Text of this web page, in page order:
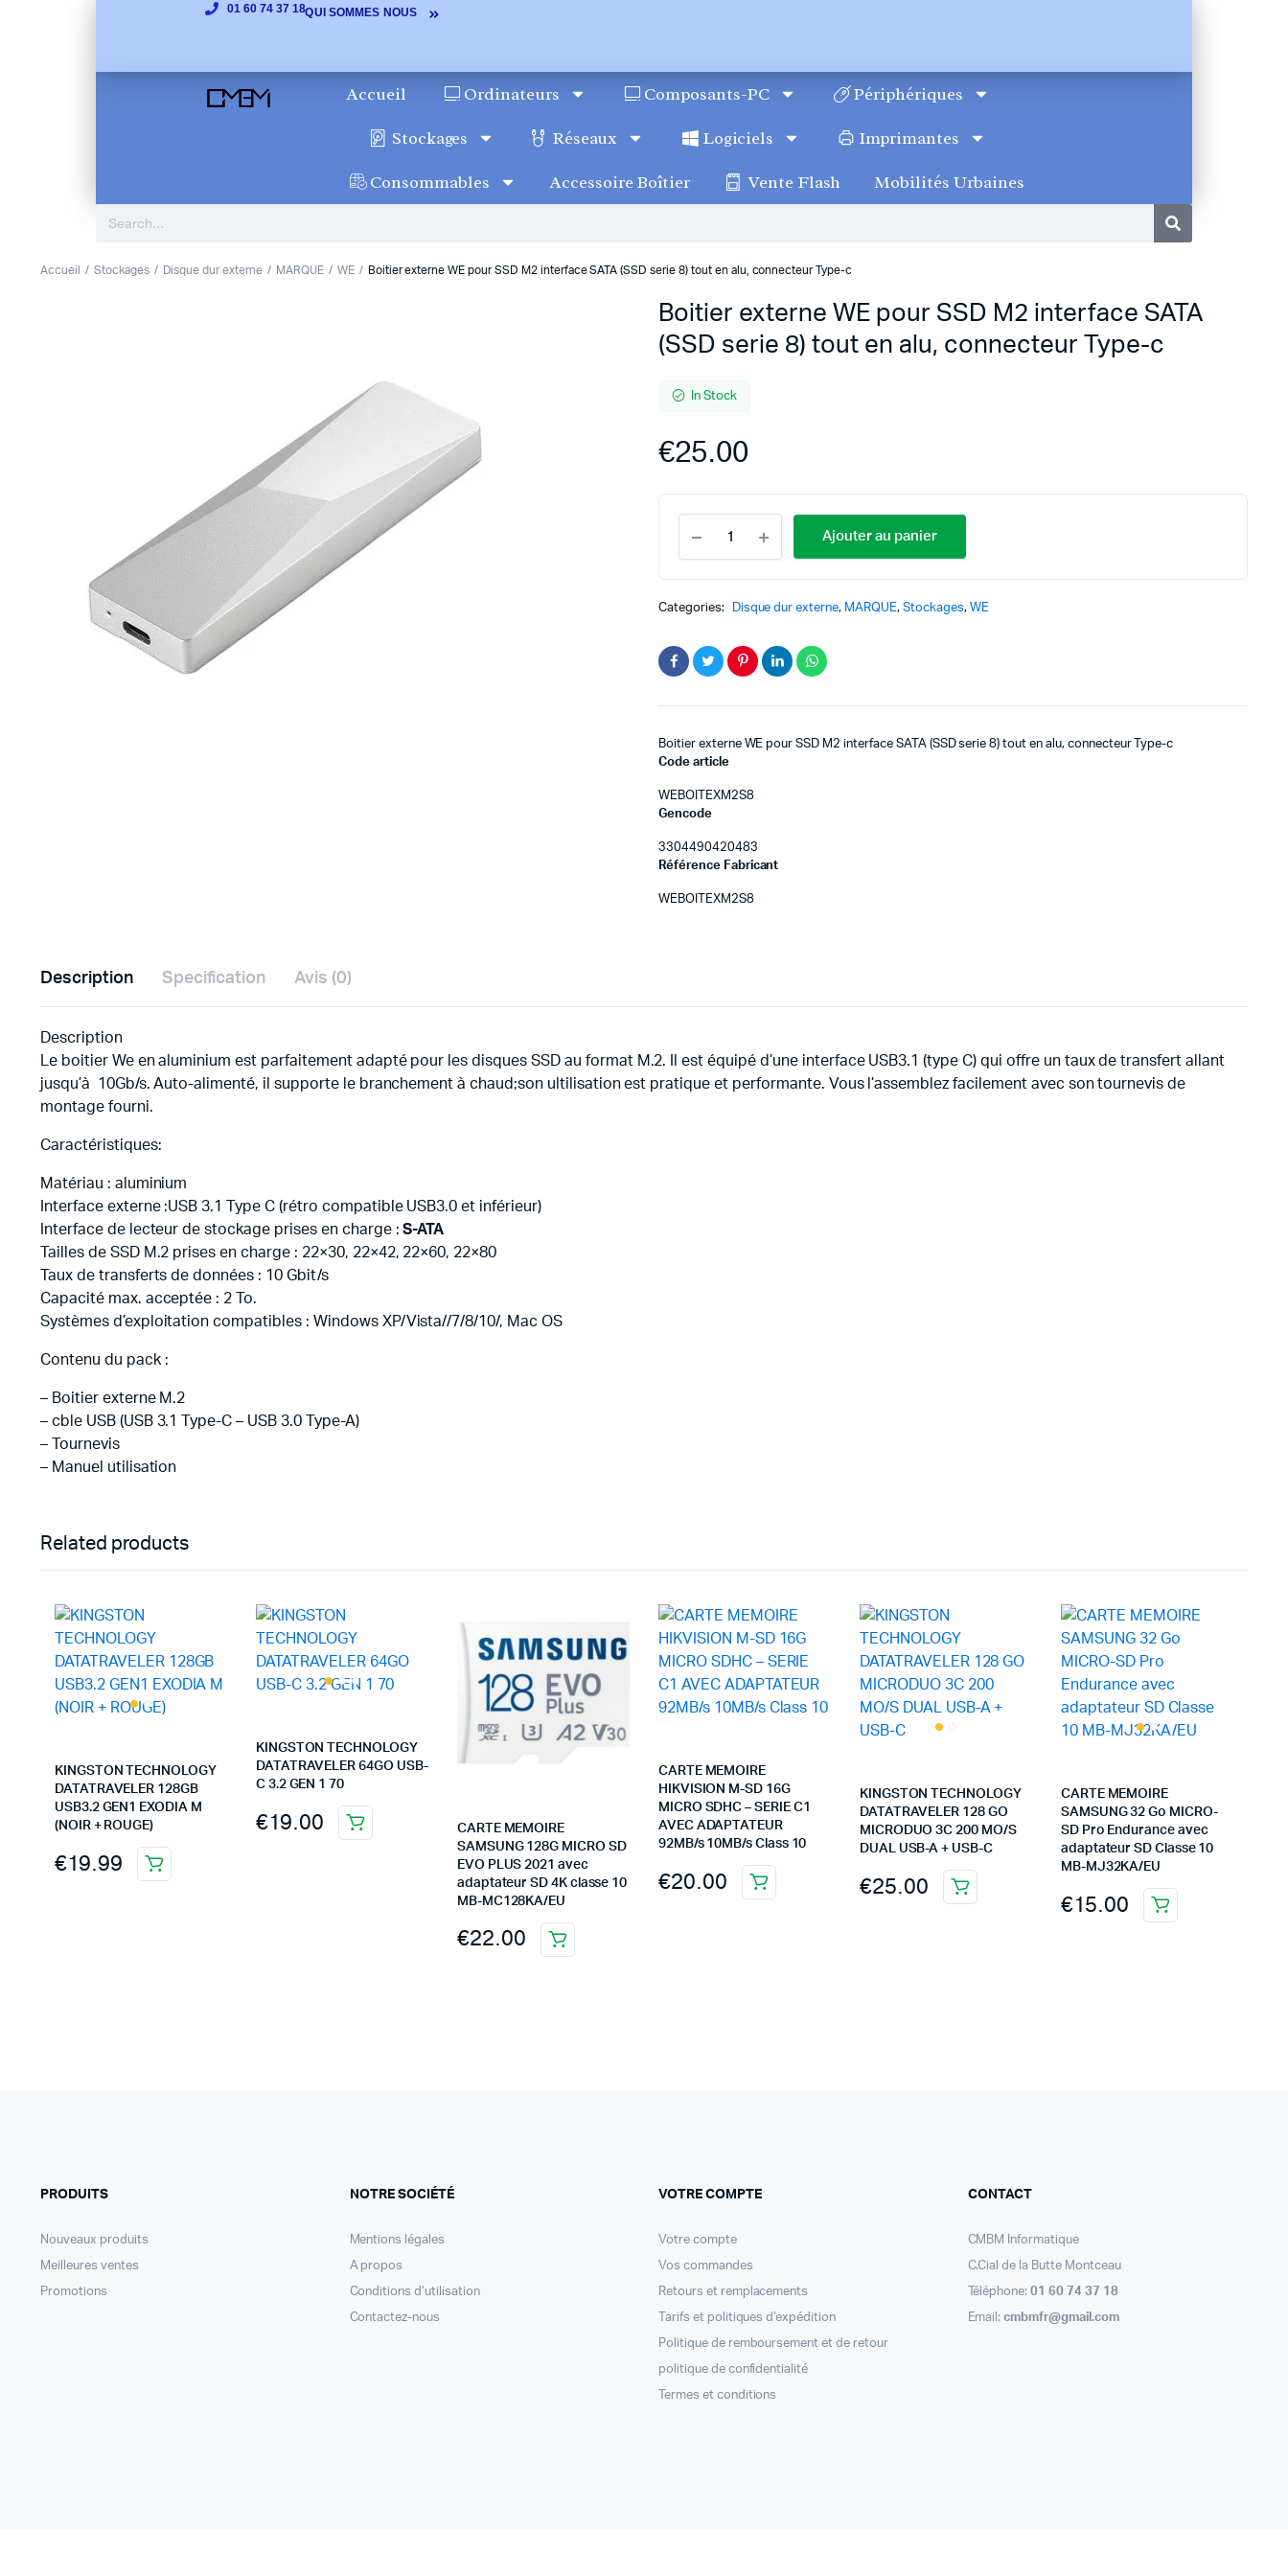
01 60 74 37 18QUI SOMMES NOUS
Accueil Ordinateurs Composants-PC Périphériques
Stockages Réseaux Logiciels Imprimantes
Consommables Accessoire Boîtier Vente Flash Mobilités Urbaines
Accueil Stockages Disque dur externe MARQUE WE Boitier externe WE pour SSD M2 interface SATA (SSD serie 8) tout en alu, connecteur Type-c
Boitier externe WE pour SSD M2 interface SATA
(SSD serie 8) tout en alu, connecteur Type-c
In Stock
€25.00
Ajouter au panier
Categories: Disque dur externe, MARQUE, Stockages, WE
Boitier externe WE pour SSD M2 interface SATA (SSD serie 8) tout en alu, connecteur Type-c
Code article
WEBOITEXM2S8
Gencode
3304490420483
Référence Fabricant
WEBOITEXM2S8
Description Specification Avis (0)
Description
Le boitier We en aluminium est parfaitement adapté pour les disques SSD au format M.2. Il est équipé d’une interface USB3.1 (type C) qui offre un taux de transfert allant
jusqu’à 10Gb/s. Auto-alimenté, il supporte le branchement à chaud;son ultilisation est pratique et performante. Vous l’assemblez facilement avec son tournevis de
montage fourni.
Caractéristiques:
Matériau : aluminium
Interface externe :USB 3.1 Type C (rétro compatible USB3.0 et inférieur)
Interface de lecteur de stockage prises en charge :S-ATA
Tailles de SSD M.2 prises en charge : 22×30, 22×42, 22×60, 22×80
Taux de transferts de données : 10 Gbit/s
Capacité max. acceptée : 2 To.
Systèmes d’exploitation compatibles : Windows XP/Vista//7/8/10/, Mac OS
Contenu du pack :
– Boitier externe M.2
– cble USB (USB 3.1 Type-C – USB 3.0 Type-A)
– Tournevis
– Manuel utilisation
Related products
KINGSTON TECHNOLOGY
DATATRAVELER 128GB
USB3.2 GEN1 EXODIA M
(NOIR + ROUGE)
€19.99
KINGSTON TECHNOLOGY
DATATRAVELER 64GO USB-
C 3.2 GEN 1 70
€19.00
CARTE MEMOIRE
SAMSUNG 128G MICRO SD
EVO PLUS 2021 avec
adaptateur SD 4K classe 10
MB-MC128KA/EU
€22.00
CARTE MEMOIRE
HIKVISION M-SD 16G
MICRO SDHC – SERIE C1
AVEC ADAPTATEUR
92MB/s 10MB/s Class 10
€20.00
KINGSTON TECHNOLOGY
DATATRAVELER 128 GO
MICRODUO 3C 200 MO/S
DUAL USB-A + USB-C
€25.00
CARTE MEMOIRE
SAMSUNG 32 Go MICRO-
SD Pro Endurance avec
adaptateur SD Classe 10
MB-MJ32KA/EU
€15.00
PRODUITS
Nouveaux produits
Meilleures ventes
Promotions
NOTRE SOCIÉTÉ
Mentions légales
A propos
Conditions d’utilisation
Contactez-nous
VOTRE COMPTE
Votre compte
Vos commandes
Retours et remplacements
Tarifs et politiques d’expédition
Politique de remboursement et de retour
politique de confidentialité
Termes et conditions
CONTACT
CMBM Informatique
C.Cial de la Butte Montceau
Téléphone:01 60 74 37 18
Email:cmbmfr@gmail.com